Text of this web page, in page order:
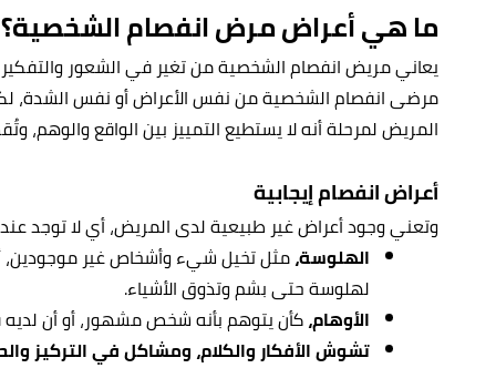
ما هي أعراض مرض انفصام الشخصية؟
يعاني مريض انفصام الشخصية من تغير في الشعور
مرضى انفصام الشخصية من نفس الأعراض أو نفس الشدة،
المريض لمرحلة أنه لا يستطيع التمييز بين الواقع والوهم،
أعراض انفصام إيجابية
وتعني وجود أعراض غير طبيعية لدى المريض، أي لا توجد
الهلوسة،مثل تخيل شيء وأشخاص غير موجودين،
لهلوسة حتى بشم وتذوق الأشياء.
الأوهام،كأن يتوهم بأنه شخص مشهور، أو أن
تشوش الأفكار والكلام، ومشاكل في التركيز